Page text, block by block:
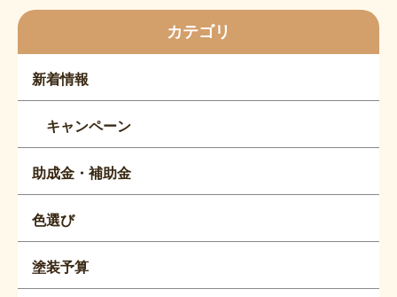
カテゴリ
新着情報
キャンペーン
助成金・補助金
色選び
塗装予算